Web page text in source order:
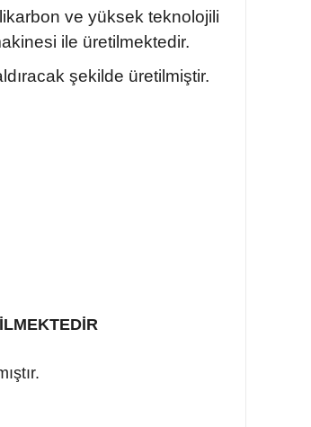
ve yüksek teknolojili
ile üretilmektedir.
şekilde üretilmiştir.